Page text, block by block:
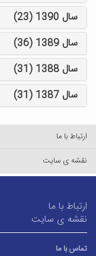
سال 1390 (23)
سال 1389 (36)
سال 1388 (31)
سال 1387 (31)
ارتباط با ما
نقشه ی سایت
ارتباط با ما
نقشه ی سایت
تماس با ما